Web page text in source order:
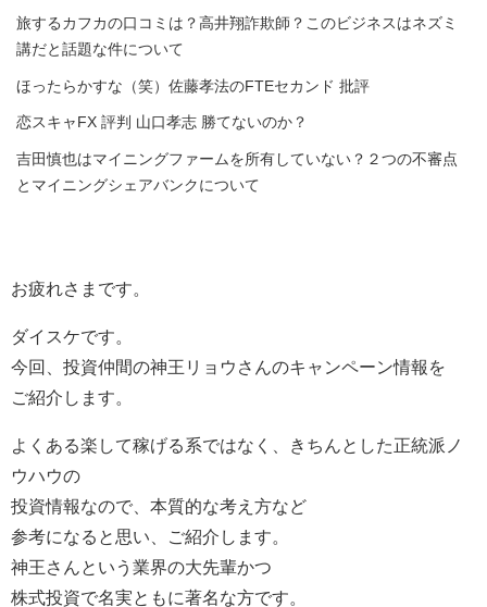
旅するカフカの口コミは？高井翔詐欺師？このビジネスはネズミ
講だと話題な件について
ほったらかすな（笑）佐藤孝法のFTEセカンド 批評
恋スキャFX 評判 山口孝志 勝てないのか？
吉田慎也はマイニングファームを所有していない？２つの不審点
とマイニングシェアバンクについて
お疲れさまです。
ダイスケです。
今回、投資仲間の神王リョウさんのキャンペーン情報を
ご紹介します。
よくある楽して稼げる系ではなく、きちんとした正統派ノ
ウハウの
投資情報なので、本質的な考え方など
参考になると思い、ご紹介します。
神王さんという業界の大先輩かつ
株式投資で名実ともに著名な方です。